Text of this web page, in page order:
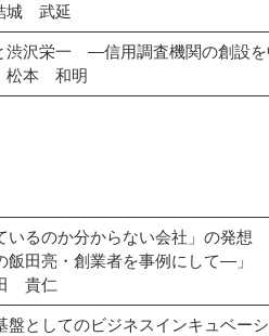
城 武延
渋沢栄一 ―信用調査機関の創設を
本 和明
いるのか分からない会社」の発想
亮・創業者を事例にして―」
貴仁
盤としてのビジネスインキュベー